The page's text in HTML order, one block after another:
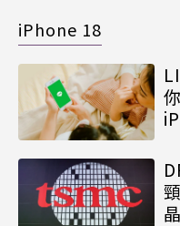
iPhone 18